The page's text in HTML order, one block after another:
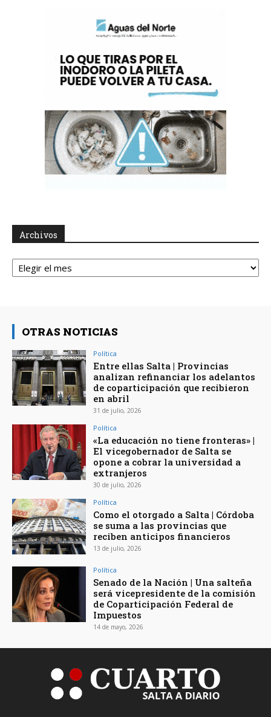
Archivos
Archivos
OTRAS NOTICIAS
Política
Entre ellas Salta | Provincias
analizan refinanciar los adelantos
de coparticipación que recibieron
en abril
31 de julio, 2026
Política
«La educación no tiene fronteras» |
El vicegobernador de Salta se
opone a cobrar la universidad a
extranjeros
30 de julio, 2026
Política
Como el otorgado a Salta | Córdoba
se suma a las provincias que
reciben anticipos financieros
13 de julio, 2026
Política
Senado de la Nación | Una salteña
será vicepresidente de la comisión
de Coparticipación Federal de
Impuestos
14 de mayo, 2026